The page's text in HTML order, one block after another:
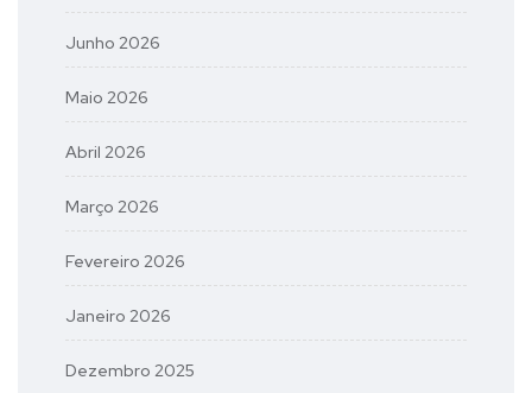
Junho 2026
Maio 2026
Abril 2026
Março 2026
Fevereiro 2026
Janeiro 2026
Dezembro 2025